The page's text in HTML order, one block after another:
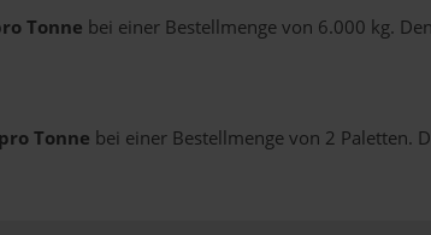
Tonne bei einer Bestellmenge von 6.000 kg.
Tonne bei einer Bestellmenge von 2 Paletten.